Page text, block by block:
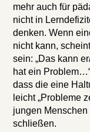
mehr auch für
nicht in
denken. Wenn
nicht kann,
sein: „Das kann
hat ein
dass die eine
leicht „Probleme
jungen
schließen.